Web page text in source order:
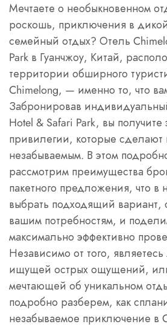
Мечтаете о необыкновенном
роскошь, приключения в
семейный отдых? Отель
Park в Гуанчжоу, Китай,
территории обширного
Chimelong, — именно то, что
Забронировав
Hotel & Safari Park, вы
привилегии, которые сделают
незабываемым. В этом
рассмотрим преимущества
пакетного предложения, что в
выбрать подходящий вариант,
вашим потребностям, и
максимально эффективно
Независимо от того,
ищущей острых ощущений,
мечтающей об уникальном
подробно разберем, как
незабываемое приключение в